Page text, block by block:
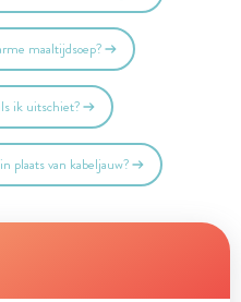
maaltijdsoep?
ik uitschiet?
plaats van kabeljauw?